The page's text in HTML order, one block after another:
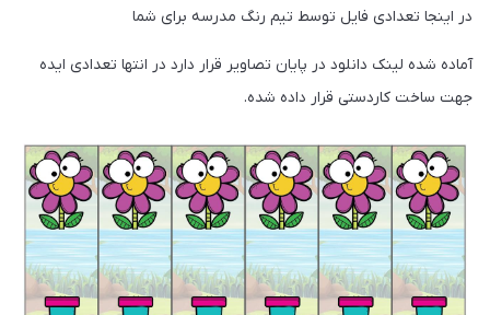
در اینجا تعدادی فایل توسط تیم رنگ مدرسه برای شما
آماده شده لینک دانلود در پایان تصاویر قرار دارد در انتها تعدادی ایده
جهت ساخت کاردستی قرار داده شده.